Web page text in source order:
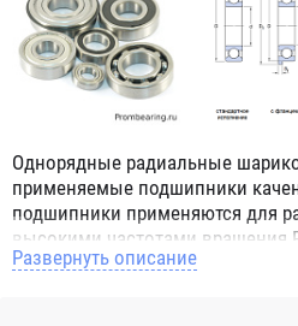
Однорядные радиальные
применяемые подшипники
подшипники применяются для
высокими частотами
шарикоподшипники
Развернуть описание